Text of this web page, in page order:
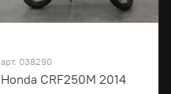
арт. 038290
Honda CRF250M 2014